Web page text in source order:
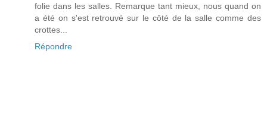
folie dans les salles. Remarque tant mieux, nous quand on
a été on s'est retrouvé sur le côté de la salle comme des
crottes...
Répondre